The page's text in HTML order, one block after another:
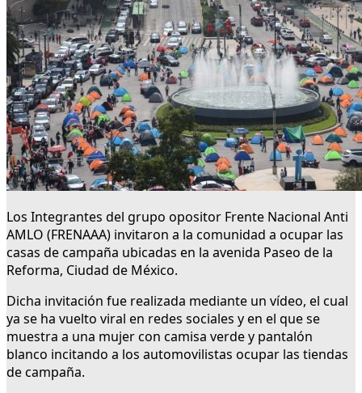
Los Integrantes del grupo opositor Frente Nacional Anti
AMLO (FRENAAA) invitaron a la comunidad a ocupar las
casas de campaña ubicadas en la avenida Paseo de la
Reforma, Ciudad de México.
Dicha invitación fue realizada mediante un vídeo, el cual
ya se ha vuelto viral en redes sociales y en el que se
muestra a una mujer con camisa verde y pantalón
blanco incitando a los automovilistas ocupar las tiendas
de campaña.